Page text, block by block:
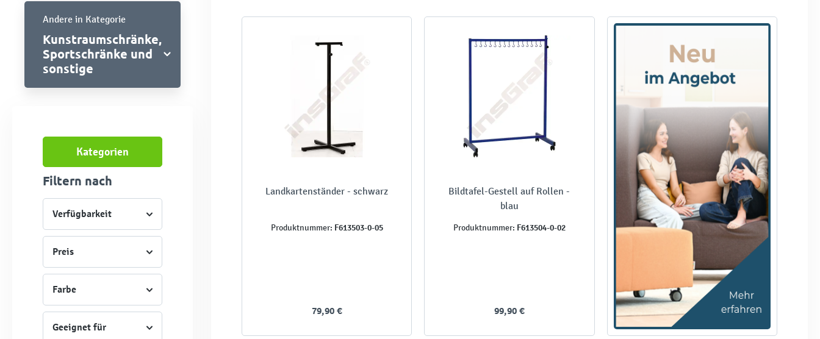
Andere in Kategorie
Kunstraumschränke,
Sportschränke und
sonstige
Kategorien
Filtern nach
Verfügbarkeit
Preis
Farbe
Geeignet für
Landkartenständer - schwarz
Produktnummer: F613503-0-05
79,90 €
Bildtafel-Gestell auf Rollen -
blau
Produktnummer: F613504-0-02
99,90 €